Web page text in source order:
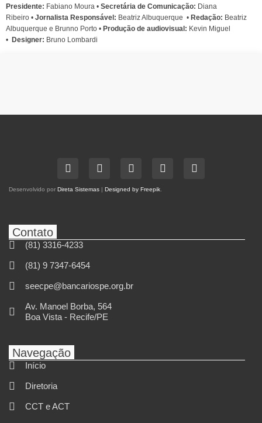
Presidente: Fabiano Moura • Secretária de Comunicação: Diana
Ribeiro • Jornalista Responsável: Beatriz Albuquerque • Redação: Beatriz
Albuquerque e Brunno Porto • Produção de audiovisual: Kevin Miguel
• Designer: Bruno Lombardi
Desenvolvido por Direta Sistemas | Designed by Freepik
Contato
(81) 3316-4233
(81) 9 7347-6454
seecpe@bancariospe.org.br
Av. Manoel Borba, 564
Boa Vista - Recife/PE
Navegação
Início
Diretoria
CCT e ACT